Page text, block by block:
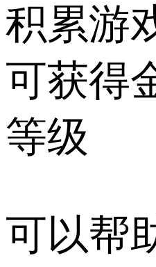
积累游
可获得
等级
可以帮